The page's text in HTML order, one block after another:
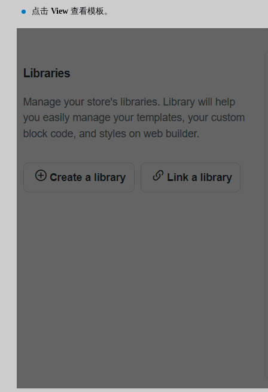
点击 View 查看模板。